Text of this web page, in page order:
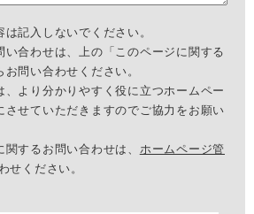
記入しないでください。
合わせは、上の「このページに関する
問い合わせください。
より分かりやすく役に立つホームペー
させていただきますのでご協力をお願い
するお問い合わせは、 ホームページ管
せください。